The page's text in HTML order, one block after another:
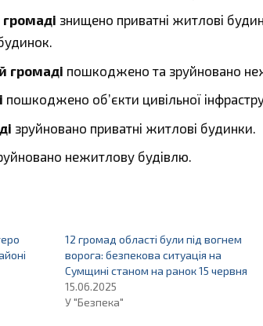
знищено приватні житлові
громаді пошкоджено та зруйновано
пошкоджено об’єкти цивільної
зруйновано приватні житлові будинки.
нежитлову будівлю.
12 громад області були під вогнем
ворога: безпекова ситуація на
Сумщині станом на ранок 15 червня
15.06.2025
У "Безпека"